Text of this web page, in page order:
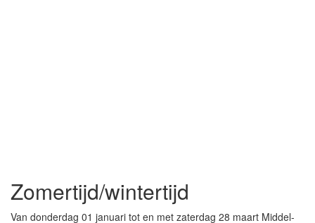
Zomertijd/wintertijd
Van donderdag 01 januari tot en met zaterdag 28 maart Middel-